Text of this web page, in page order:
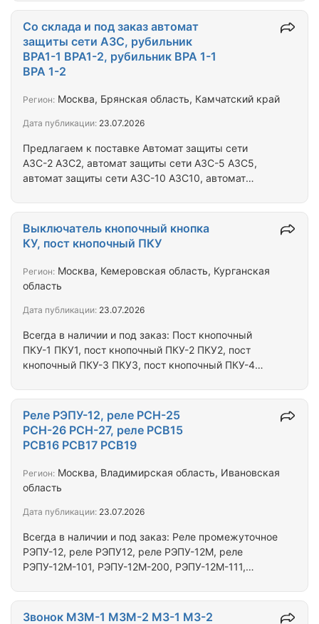
Ж36 УП5311-С36 УП5311-А44 УП5311-Ж44
УП5311-С44 УП5311-Е73 УП5311-Л73 УП5311-А126
УП5311-Ж126 УП5311-С126 УП5311-А187 УП5311-
А225 Переключатель УП 5312 УП5312:
Ж29 УП5312-С29 УП5312-А31 УП5312-Ж31
Предлагаем к поставке Автомат защиты сети
АЗС-2 АЗС2, автомат защиты сети АЗС-5 АЗС5,
автомат защиты сети АЗС-10 АЗС10, автомат
АЗС25, автомат защиты сети АЗС-30 АЗС30,
автомат защиты сети АЗС-40 АЗС40, автомат
защиты сети АЗС-50 АЗС50, выключатель В-45М
В45М В45-М, выключатель нажимной ВН-45М
ВН45М ВН45-М, выключатель 2В-45 2В45,
переключатель ПП-45М ПП45М ПП45-М,…
Со склада и под заказ автомат
защиты сети АЗС, рубильник
ВРА1-1 ВРА1-2, рубильник ВРА 1-1
ВРА 1-2
Регион: Москва, Брянская область, Камчатский край
Дата публикации: 23.07.2026
Всегда в наличии и под заказ: Пост кнопочный
ПКУ-1 ПКУ1, пост кнопочный ПКУ-2 ПКУ2, пост
кнопочный ПКУ-3 ПКУ3, пост кнопочный ПКУ-4
ПКУ7, пост кнопочный ПКУ-8 ПКУ8, пост кнопочный
ПКУ-33 ПКУ33. Выключатель кнопка КУ-103201
КУ-013201 КУ-012201 КУ-102201 КУ-110161
КУ-200171 КУ-110111 КУ-110121 КУ-200111
КУ-200121 КУ-200131 КУ-021101 КУ-111101
Выключатель кнопочный кнопка
КУ, пост кнопочный ПКУ
Регион: Москва, Кемеровская область, Курганская
область
Дата публикации: 23.07.2026
Всегда в наличии и под заказ: Реле промежуточное
РЭПУ-12, реле РЭПУ12, реле РЭПУ-12М, реле
РЭПУ-12М-101, РЭПУ-12М-200, РЭПУ-12М-111,
реле РСН-26 380В, реле РСН-26М 380В, реле
Реле РЭПУ-12, реле РСН-25
РСН-26 РСН-27, реле РСВ15
РСВ16 РСВ17 РСВ19
Регион: Москва, Владимирская область, Ивановская
область
Дата публикации: 23.07.2026
Звонок МЗМ-1 МЗМ-2 МЗ-1 МЗ-2